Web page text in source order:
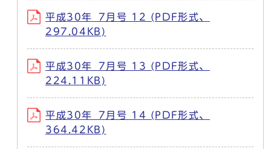
平成30年_7月号 12 (PDF形式、
297.04KB)
平成30年_7月号 13 (PDF形式、
224.11KB)
平成30年_7月号 14 (PDF形式、
364.42KB)